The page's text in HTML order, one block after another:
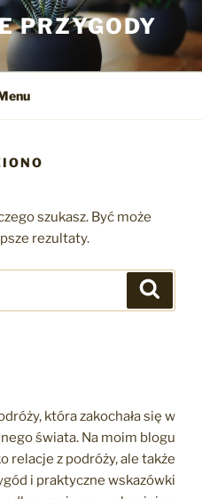
PRZYGODY
szukasz. Być może
rezultaty.
która zakochała się w
świata. Na moim blogu
relacje z podróży, ale także
i praktyczne wskazówki